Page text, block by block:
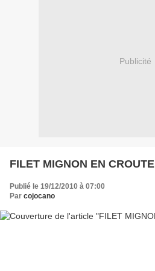
Publicité
FILET MIGNON EN CROUTE
Publié le 19/12/2010 à 07:00
Par cojocano